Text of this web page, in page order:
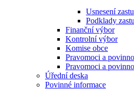
Usnesení
Podklady
Finanční výbor
Kontrolní výbor
Komise obce
Pravomoci a
Pravomoci a
Úřední deska
Povinné informace